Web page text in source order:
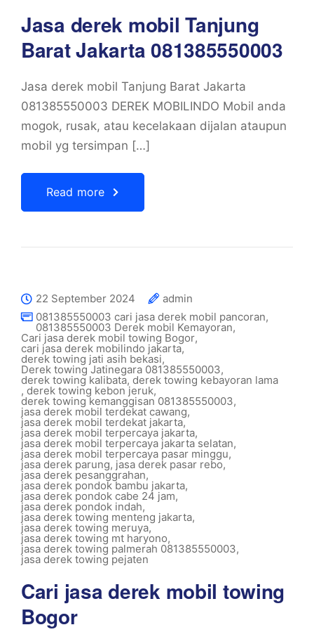
Jasa derek mobil Tanjung
Barat Jakarta 081385550003
Jasa derek mobil Tanjung Barat Jakarta
081385550003 DEREK MOBILINDO Mobil anda
mogok, rusak, atau kecelakaan dijalan ataupun
mobil yg tersimpan […]
Read more
22 September 2024
admin
081385550003 cari jasa derek mobil pancoran,
081385550003 Derek mobil Kemayoran,
Cari jasa derek mobil towing Bogor,
cari jasa derek mobilindo jakarta,
derek towing jati asih bekasi,
Derek towing Jatinegara 081385550003,
derek towing kalibata, derek towing kebayoran lama
, derek towing kebon jeruk,
derek towing kemanggisan 081385550003,
jasa derek mobil terdekat cawang,
jasa derek mobil terdekat jakarta,
jasa derek mobil terpercaya jakarta,
jasa derek mobil terpercaya jakarta selatan,
jasa derek mobil terpercaya pasar minggu,
jasa derek parung, jasa derek pasar rebo,
jasa derek pesanggrahan,
jasa derek pondok bambu jakarta,
jasa derek pondok cabe 24 jam,
jasa derek pondok indah,
jasa derek towing menteng jakarta,
jasa derek towing meruya,
jasa derek towing mt haryono,
jasa derek towing palmerah 081385550003,
jasa derek towing pejaten
Cari jasa derek mobil towing
Bogor